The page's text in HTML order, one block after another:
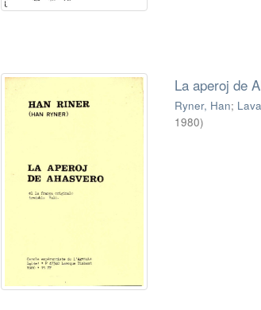
La aperoj de
Ryner, Han;
1980)